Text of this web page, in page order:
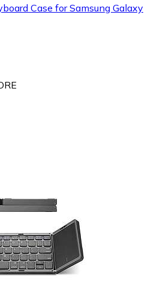
Case for Samsung Galaxy